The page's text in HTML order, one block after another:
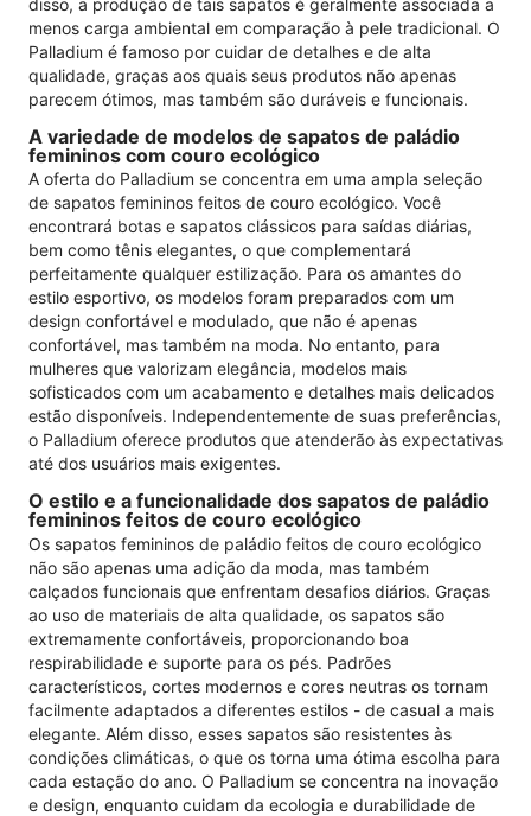
menos carga ambiental em comparação à pele tradicional. O
Palladium é famoso por cuidar de detalhes e de alta
qualidade, graças aos quais seus produtos não apenas
parecem ótimos, mas também são duráveis ​​e funcionais.
A variedade de modelos de sapatos de paládio
femininos com couro ecológico
A oferta do Palladium se concentra em uma ampla seleção
de sapatos femininos feitos de couro ecológico. Você
encontrará botas e sapatos clássicos para saídas diárias,
bem como tênis elegantes, o que complementará
perfeitamente qualquer estilização. Para os amantes do
estilo esportivo, os modelos foram preparados com um
design confortável e modulado, que não é apenas
confortável, mas também na moda. No entanto, para
mulheres que valorizam elegância, modelos mais
sofisticados com um acabamento e detalhes mais delicados
estão disponíveis. Independentemente de suas preferências,
o Palladium oferece produtos que atenderão às expectativas
até dos usuários mais exigentes.
O estilo e a funcionalidade dos sapatos de paládio
femininos feitos de couro ecológico
Os sapatos femininos de paládio feitos de couro ecológico
não são apenas uma adição da moda, mas também
calçados funcionais que enfrentam desafios diários. Graças
ao uso de materiais de alta qualidade, os sapatos são
extremamente confortáveis, proporcionando boa
respirabilidade e suporte para os pés. Padrões
característicos, cortes modernos e cores neutras os tornam
facilmente adaptados a diferentes estilos - de casual a mais
elegante. Além disso, esses sapatos são resistentes às
condições climáticas, o que os torna uma ótima escolha para
cada estação do ano. O Palladium se concentra na inovação
e design, enquanto cuidam da ecologia e durabilidade de